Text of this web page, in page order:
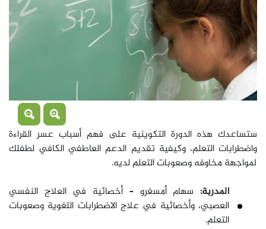
ستساعدك هذه الدورة التكوينية على فهم أسباب عسر القراءة
واضطرابات التعلم، وكيفية تقديم الدعم العاطفي الكافي لطفلك
لمواجهة مخاوفه وصعوبات التعلم لديه.
المدربة: سهام أمسغرو – أخصائية في العلاج النفسي
العصبي، وأخصائية في علاج الاضطرابات اللغوية وصعوبات
التعلم.